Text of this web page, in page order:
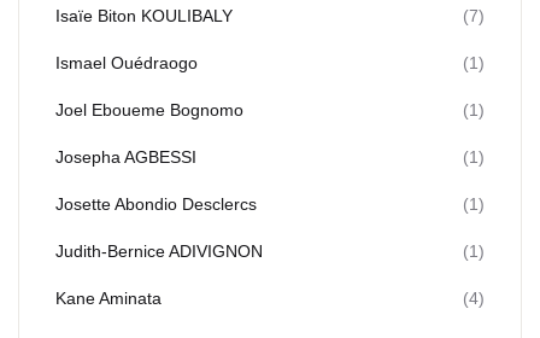
Isaïe Biton KOULIBALY (7)
Ismael Ouédraogo (1)
Joel Eboueme Bognomo (1)
Josepha AGBESSI (1)
Josette Abondio Desclercs (1)
Judith-Bernice ADIVIGNON (1)
Kane Aminata (4)